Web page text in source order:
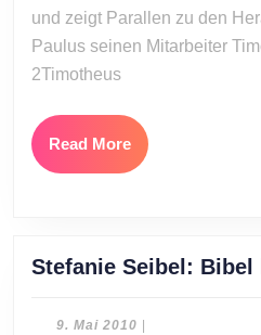
und zeigt Parallen zu den
Paulus seinen Mitarbeiter
2Timotheus
Read MoreRead
More
Stefanie Seibel: Bibel
9. Mai 2010 9.